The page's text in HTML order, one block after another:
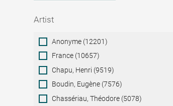
Artist
ArtistAnonyme (12201)
France (10657)
Chapu, Henri (9519)
Boudin, Eugène (7576)
Chassériau, Théodore (5078)